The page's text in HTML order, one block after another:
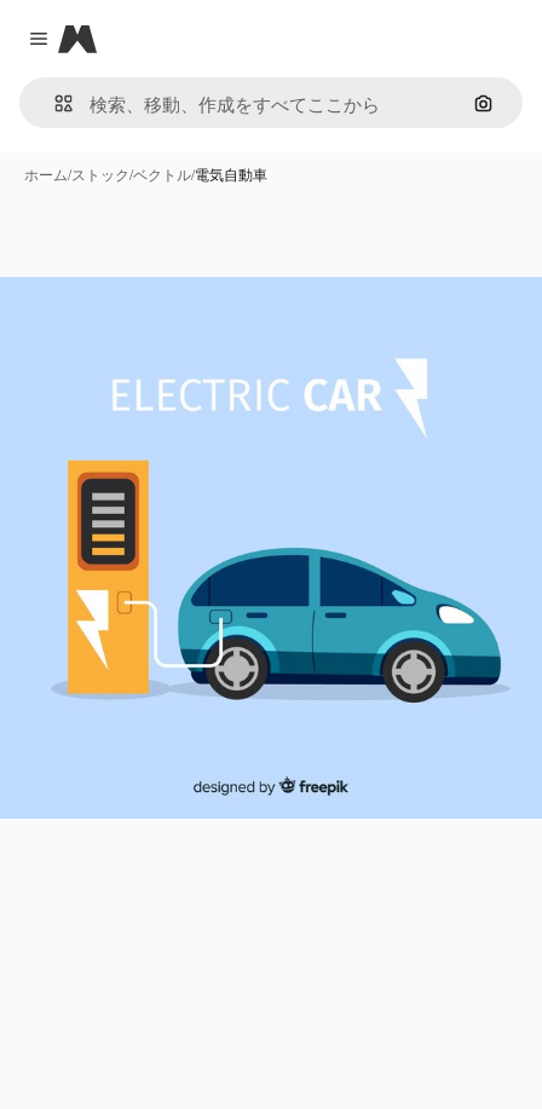
Close menu
Magnific
画像で
ホーム/ストック/ベクトル/電気自動車